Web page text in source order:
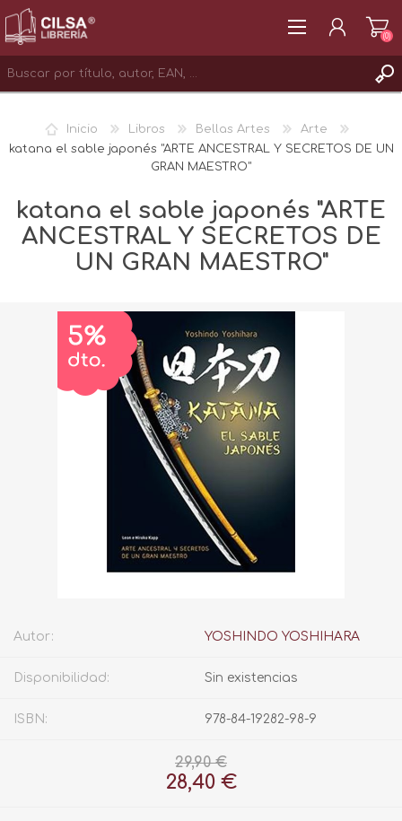
INICIAR SESIÓN
(0)
Inicio Libros Bellas Artes
Arte
katana el sable japonés "ARTE ANCESTRAL Y SECRETOS DE UN
GRAN MAESTRO"
katana el sable japonés "ARTE
ANCESTRAL Y SECRETOS DE
UN GRAN MAESTRO"
Autor: YOSHINDO YOSHIHARA
Disponibilidad: Sin existencias
ISBN: 978-84-19282-98-9
29,90 €
28,40 €